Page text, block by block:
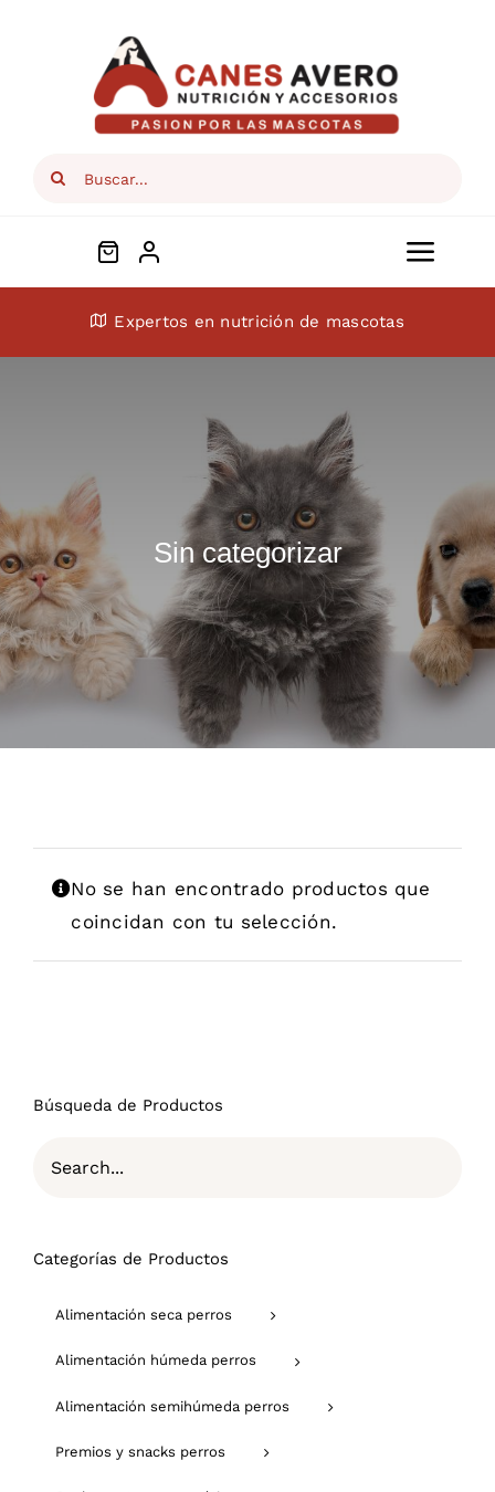
Search
Conócenos
Dietas veterinarias
Purina
Antiparasitarios
Arenas
Super Ofertas
Expertos en nutrición de mascotas
Sin categorizar
No se han encontrado productos que
coincidan con tu selección.
Búsqueda de Productos
Categorías de Productos
Alimentación seca perros
Alimentación húmeda perros
Alimentación semihúmeda perros
Premios y snacks perros